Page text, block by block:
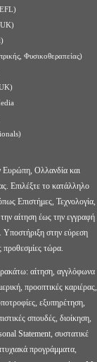
Φυσικοθεραπείας)
Ευρώπη, Ολλανδία και
Επιλέξτε το κατάλληλο
Επιστήμες, Τεχνολογία,
αίτηση έως την εγγραφή
Υποστήριξη στην εύρεση
προθεσμίες τώρα.
αίτηση, αγγλόφωνα
προοπτικές καριέρας,
εξυπηρέτηση,
σπουδές, διοίκηση,
Statement, συστατικέ
προγράμματα,